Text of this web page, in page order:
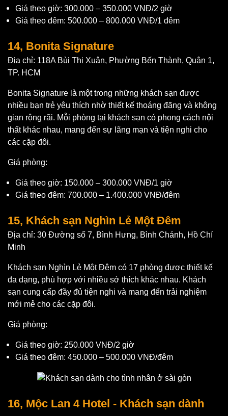
Giá theo giờ: 300.000 – 350.000 VNĐ/2 giờ
Giá theo đêm: 500.000 – 800.000 VNĐ/1 đêm
14, Bonita Signature
Địa chỉ: 118A Bùi Thị Xuân, Phường Bến Thành, Quận 1,
TP. HCM
Bonita Signature là một trong những khách sạn được
nhiều bạn trẻ yêu thích nhờ thiết kế thoáng đãng và không
gian rộng rãi. Mỗi phòng tại khách sạn có phong cách nội
thất khác nhau, mang đến sự lãng mạn và tiện nghi cho
các cặp đôi.
Giá phòng:
Giá theo giờ: 150.000 – 300.000 VNĐ/1 giờ
Giá theo đêm: 700.000 – 1.400.000 VNĐ/đêm
15, Khách sạn Nghìn Lẻ Một Đêm
Địa chỉ: 30 Đường số 7, Bình Hưng, Bình Chánh, Hồ Chí
Minh
Khách sạn Nghìn Lẻ Một Đêm có 17 phòng được thiết kế
đa dạng, phù hợp với nhiều sở thích khác nhau. Khách
sạn cung cấp đầy đủ tiện nghi và mang đến trải nghiệm
mới mẻ cho các cặp đôi.
Giá phòng:
Giá theo giờ: 250.000 VNĐ/2 giờ
Giá theo đêm: 450.000 – 500.000 VNĐ/đêm
16, Mộc Lan 4 Hotel - Khách sạn dành